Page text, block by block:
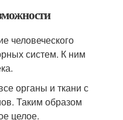
человеческого
систем. К ним
органы и ткани с
Таким образом
целое.